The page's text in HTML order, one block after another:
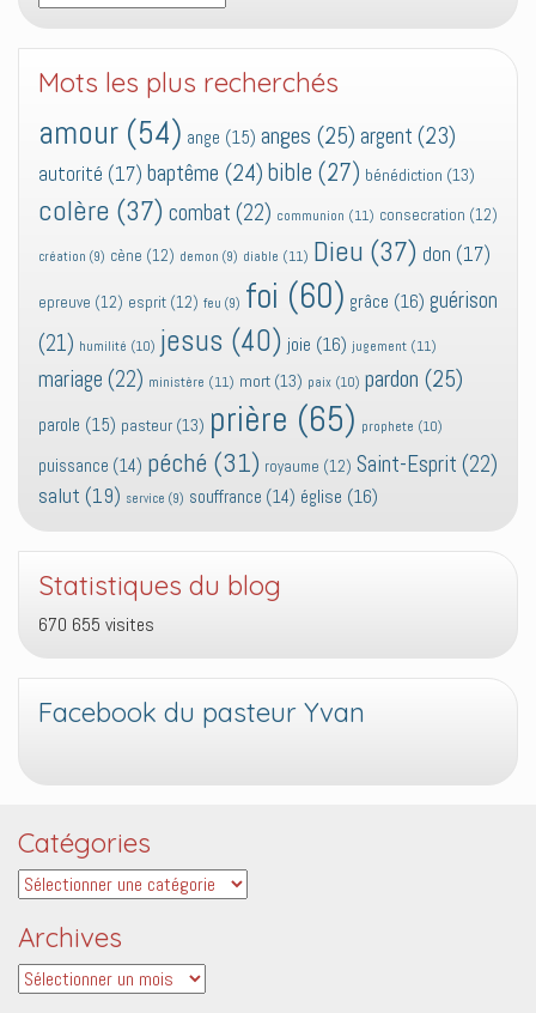
Mots les plus recherchés
amour (54) ange (15) anges (25) argent (23)
autorité (17) baptême (24) bible (27) bénédiction (13)
colère (37) combat (22) communion (11) consecration (12)
création (9) cène (12) demon (9) diable (11) Dieu (37) don (17)
epreuve (12) esprit (12) feu (9) foi (60) grâce (16) guérison
(21) humilité (10) jesus (40) joie (16) jugement (11)
mariage (22) ministère (11) mort (13) paix (10) pardon (25)
parole (15) pasteur (13) prière (65) prophete (10)
puissance (14) péché (31) royaume (12) Saint-Esprit (22)
salut (19) service (9) souffrance (14) église (16)
Statistiques du blog
670 655 visites
Facebook du pasteur Yvan
Catégories
Catégories
Archives
Archives